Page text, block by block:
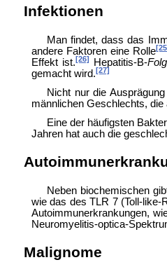
Infektionen
Man findet, dass das
andere Faktoren eine Rolle
Effekt ist. [26] Hepatitis-B-
gemacht wird. [27]
Nicht nur die
männlichen Geschlechts,
Eine der häufigsten
Jahren hat auch die
Neben biochemischen
wie das des TLR 7 (Toll-like-
Autoimmunerkrankungen,
Neuromyelitis-optica-
Malignome